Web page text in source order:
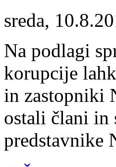
sreda,
Na podlagi
korupcije
in zastopniki
ostali člani in
predstavnike